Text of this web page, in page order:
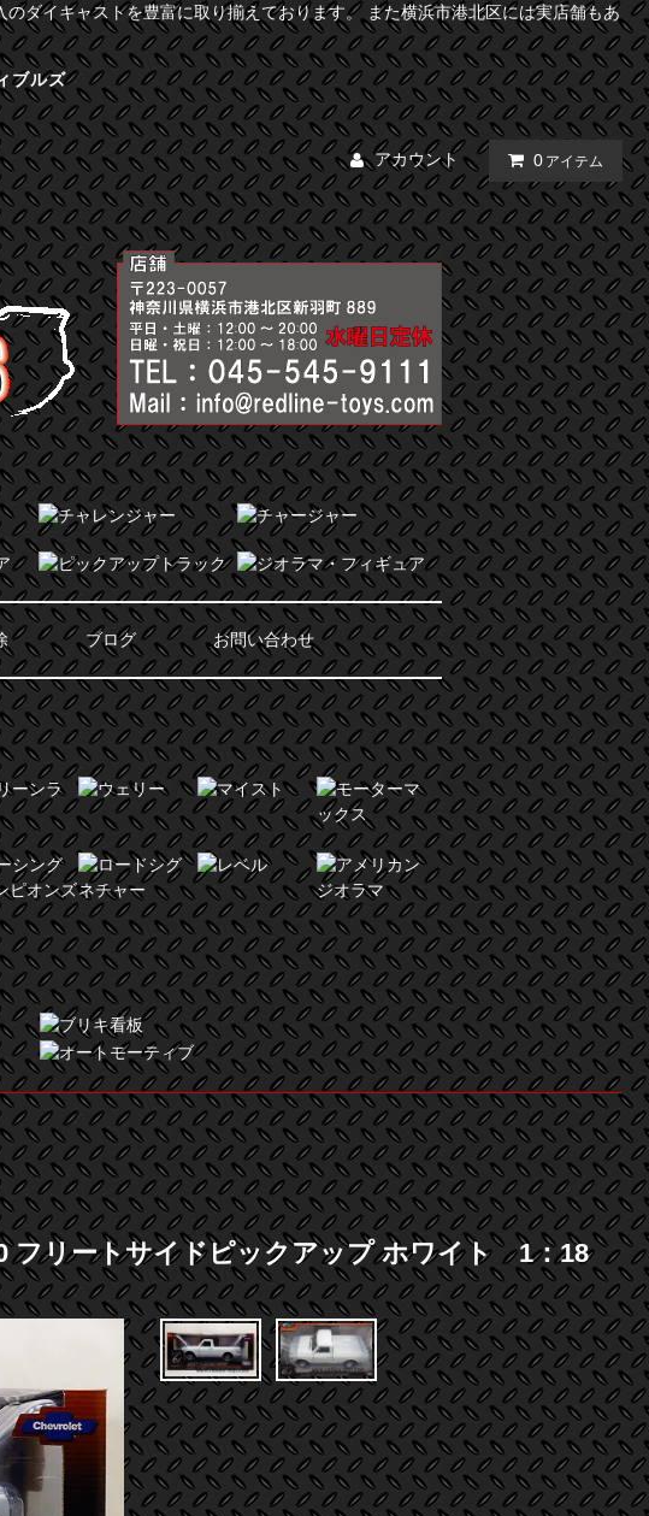
ダイキャストを豊富に取り揃えております。 また横浜市港北区には実店舗もあ
ブルズ
アカウント 0 アイテム
ブログ お問い合わせ
フリートサイドピックアップ ホワイト 1：18